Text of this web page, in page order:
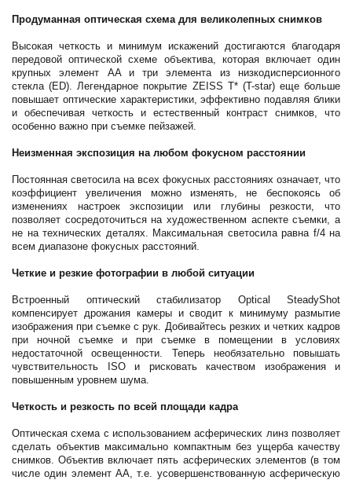
Продуманная оптическая схема для великолепных снимков
Высокая четкость и минимум искажений достигаются благодаря
передовой оптической схеме объектива, которая включает один
крупных элемент AA и три элемента из низкодисперсионного
стекла (ED). Легендарное покрытие ZEISS T* (T-star) еще больше
повышает оптические характеристики, эффективно подавляя блики
и обеспечивая четкость и естественный контраст снимков, что
особенно важно при съемке пейзажей.
Неизменная экспозиция на любом фокусном расстоянии
Постоянная светосила на всех фокусных расстояниях означает, что
коэффициент увеличения можно изменять, не беспокоясь об
изменениях настроек экспозиции или глубины резкости, что
позволяет сосредоточиться на художественном аспекте съемки, а
не на технических деталях. Максимальная светосила равна f/4 на
всем диапазоне фокусных расстояний.
Четкие и резкие фотографии в любой ситуации
Встроенный оптический стабилизатор Optical SteadyShot
компенсирует дрожания камеры и сводит к минимуму размытие
изображения при съемке с рук. Добивайтесь резких и четких кадров
при ночной съемке и при съемке в помещении в условиях
недостаточной освещенности. Теперь необязательно повышать
чувствительность ISO и рисковать качеством изображения и
повышенным уровнем шума.
Четкость и резкость по всей площади кадра
Оптическая схема с использованием асферических линз позволяет
сделать объектив максимально компактным без ущерба качеству
снимков. Объектив включает пять асферических элементов (в том
числе один элемент AA, т.е. усовершенствованную асферическую